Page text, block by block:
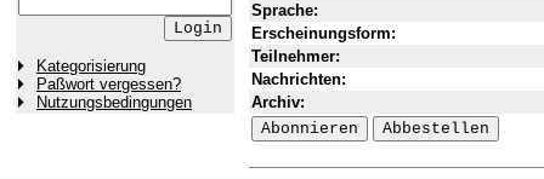
Kategorisierung
Paßwort vergessen?
Nutzungsbedingungen
Sprache:
Erscheinungsform:
Teilnehmer:
Nachrichten:
Archiv: